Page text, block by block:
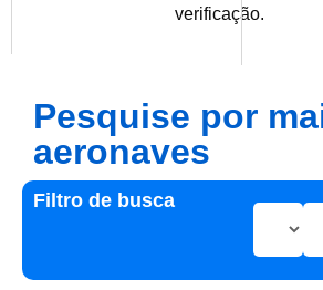
verificação.
Pesquise por
aeronaves
Filtro de busca